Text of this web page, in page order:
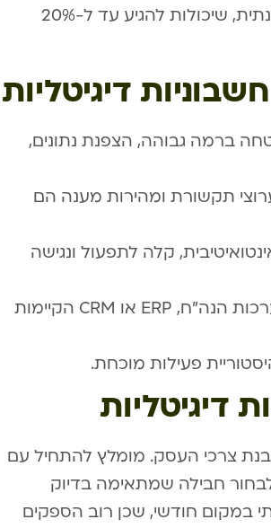
מרבית הספקים מציעים הנחות משמעותיות בהתחייבות שנתית, שיכולות להגיע עד ל-20%
דיגיטליות
ברמה גבוהה, הצפנת נתונים,
זמינות התמיכה 24/7, מגוון ערוצי תקשורת ומהירות מענה הם
קלה לתפעול ונגישה
אינטגרציה למערכות קיימות: יכולת התממשקות למערכות הנה”ח, ERP או CRM הקיימות
פעילות מוכחת.
דיגיטליות
צרכי העסק. מומלץ להתחיל עם
חבילה שמתאימה בדיוק
במקום חודשי, שכן רוב הספקים